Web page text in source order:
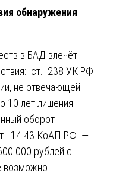
обнаружения
в БАД влечёт
ст. 238 УК РФ
не отвечающей
10 лет лишения
оборот
14.43 КоАП РФ —
000 рублей с
возможно